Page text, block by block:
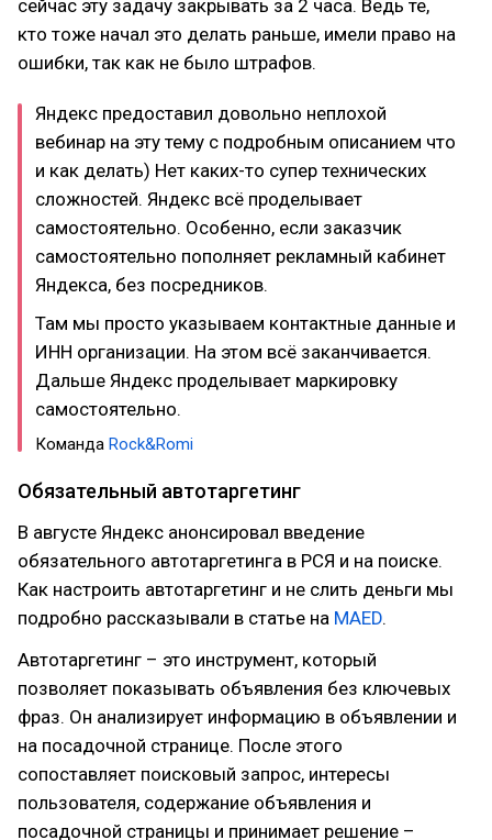
сейчас эту задачу закрывать за 2 часа. Ведь те,
кто тоже начал это делать раньше, имели право на
ошибки, так как не было штрафов.
Яндекс предоставил довольно неплохой
вебинар на эту тему с подробным описанием что
и как делать) Нет каких-то супер технических
сложностей. Яндекс всё проделывает
самостоятельно. Особенно, если заказчик
самостоятельно пополняет рекламный кабинет
Яндекса, без посредников.
Там мы просто указываем контактные данные и
ИНН организации. На этом всё заканчивается.
Дальше Яндекс проделывает маркировку
самостоятельно.
Команда Rock&Romi
Обязательный автотаргетинг
В августе Яндекс анонсировал введение
обязательного автотаргетинга в РСЯ и на поиске.
Как настроить автотаргетинг и не слить деньги мы
подробно рассказывали в статье на MAED.
Автотаргетинг – это инструмент, который
позволяет показывать объявления без ключевых
фраз. Он анализирует информацию в объявлении и
на посадочной странице. После этого
сопоставляет поисковый запрос, интересы
пользователя, содержание объявления и
посадочной страницы и принимает решение –